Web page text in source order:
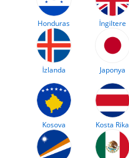
Honduras İngiltere
İzlanda Japonya
Kosova Kosta Rika